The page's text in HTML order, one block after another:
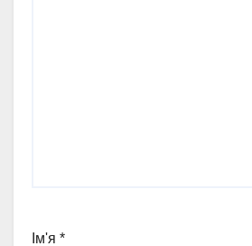
Ім'я *